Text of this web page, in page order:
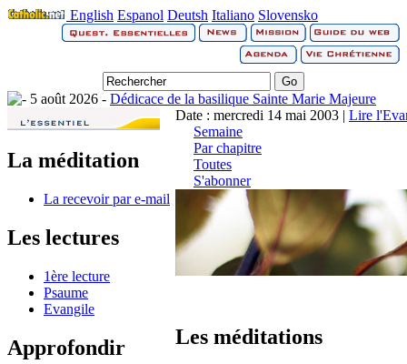
English Espanol Deutsh Italiano Slovensko
5 août 2026 - Dédicace de la basilique Sainte Marie Majeure
La méditation
La recevoir par e-mail
Les lectures
1ère lecture
Psaume
Evangile
Approfondir
Date : mercredi 14 mai 2003 | Lire
Semaine
Par chapitre
Toutes
S'abonner
Les méditations